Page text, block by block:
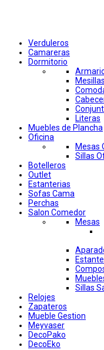
Verduleros
Camareras
Dormitorio
Literas
Muebles de Plancha
Oficina
Mesas
Sillas
Botelleros
Outlet
Estanterias
Sofas Cama
Perchas
Salon Comedor
Mesas
Sillas
Relojes
Zapateros
Mueble Gestion
Meyvaser
DecoPako
DecoEko